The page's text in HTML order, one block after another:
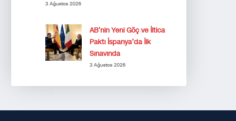
3 Ağustos 2026
AB’nin Yeni Göç ve İltica
Paktı İspanya’da İlk
Sınavında
3 Ağustos 2026